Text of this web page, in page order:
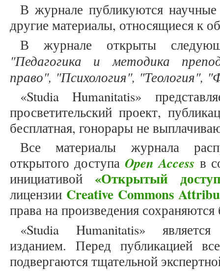
В журнале публикуются
другие материалы, относящиеся к
В журнале открыты
"Педагогика и методика
право", "Психология", "Теология",
«Studia Humanitatis»
просветительский проект,
бесплатная, гонорары не
Все материалы журнала
открытого доступаOpen Access в
инициативой «Открытый
лицензии Creative Commons
права на произведения
«Studia Humanitatis»
изданием. Перед публикацией
подвергаются тщательной